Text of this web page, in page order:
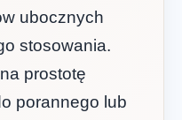
ubocznych
stosowania.
prostotę
porannego lub